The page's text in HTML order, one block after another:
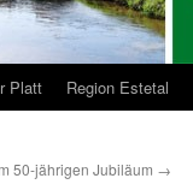
Platt Region Estetal
50-jährigen Jubiläum →